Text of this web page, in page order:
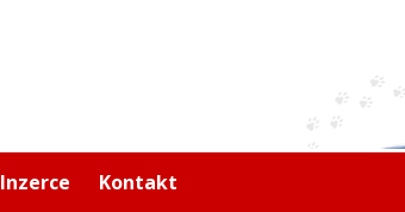
Inzerce Kontakt